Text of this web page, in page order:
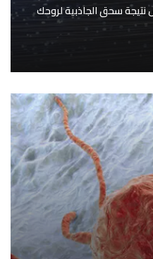
نتيجة سحق الجاذبية لروحك